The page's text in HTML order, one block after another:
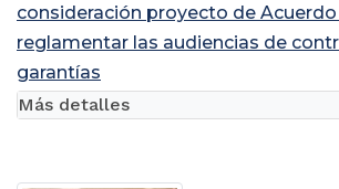
consideración proyecto de Acuerdo
reglamentar las audiencias de
garantías
Más detalles